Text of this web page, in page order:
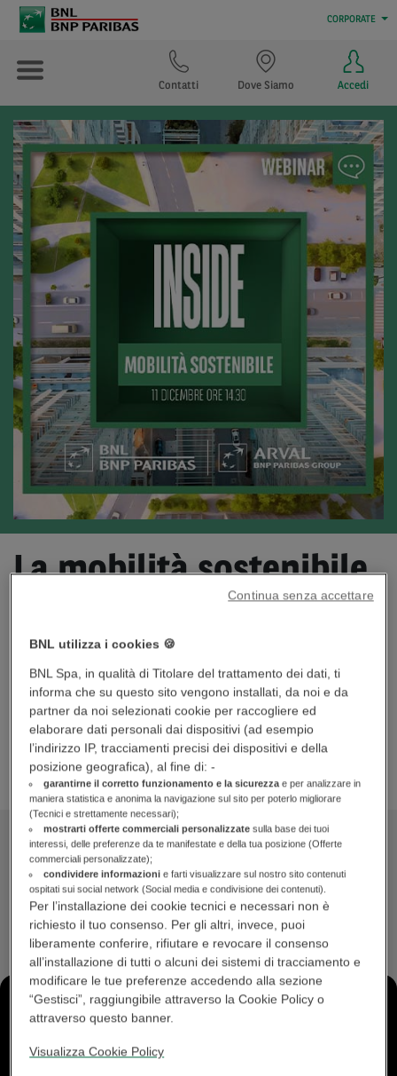
CORPORATE
Accedi
Dove Siamo
Contatti
La mobilità sostenibile
dell'11/12/2025
INSIDE è la nuova serie webinar
di BNL BNP Paribas: 6
appuntamenti per approfondire con le aziende i temi della
sostenibilità e dellatransizione energeticagrazie all'expertise dei
migliori insider:i nostri partner!
Perché nasce la serie webinar “INSIDE”
di BNL BNP Paribas?
RispondeAlessio Ancillao, Head of Green Desk Italy, BNL BNP
Paribas
BNL utilizza i cookies 🍪
BNL Spa, in qualità di Titolare del trattamento dei dati, ti
informa che su questo sito vengono installati, da noi e da
partner da noi selezionati cookie per raccogliere ed
elaborare dati personali dai dispositivi (ad esempio
l’indirizzo IP, tracciamenti precisi dei dispositivi e della
posizione geografica), al fine di: -
garantirne il corretto funzionamento e la sicurezzae per analizzare in
maniera statistica e anonima la navigazione sul sito per poterlo migliorare
(Tecnici e strettamente necessari);
mostrarti offerte commerciali personalizzatesulla base dei tuoi
interessi, delle preferenze da te manifestate e della tua posizione (Offerte
commerciali personalizzate);
condividere informazionie farti visualizzare sul nostro sito contenuti
ospitati sui social network (Social media e condivisione dei contenuti).
Per l’installazione dei cookie tecnici e necessari non è
richiesto il tuo consenso. Per gli altri, invece, puoi
liberamente conferire, rifiutare e revocare il consenso
all’installazione di tutti o alcuni dei sistemi di tracciamento e
modificare le tue preferenze accedendo alla sezione
“Gestisci”, raggiungibile attraverso la Cookie Policy o
attraverso questo banner.
Visualizza Cookie Policy
Continua senza accettare